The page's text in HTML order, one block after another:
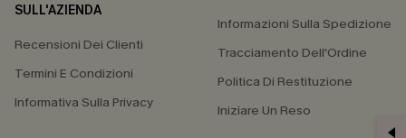
SULL'AZIENDA
Recensioni Dei Clienti
Termini E Condizioni
Informativa Sulla Privacy
Informazioni Sulla Spedizione
Tracciamento Dell'Ordine
Politica Di Restituzione
Iniziare Un Reso